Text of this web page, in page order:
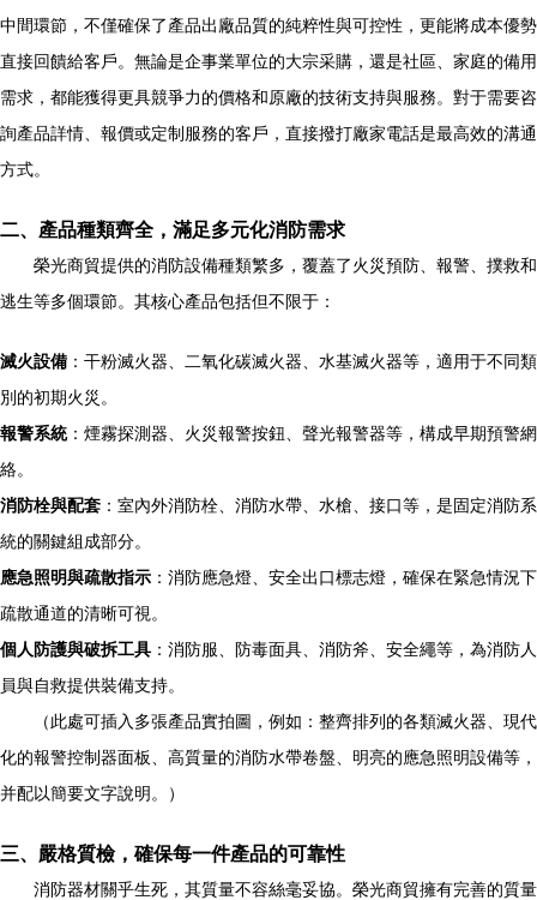
中間環節，不僅確保了產品出廠品質的純粹性與可控性，更能將成本優勢
直接回饋給客戶。無論是企事業單位的大宗采購，還是社區、家庭的備用
需求，都能獲得更具競爭力的價格和原廠的技術支持與服務。對于需要咨
詢產品詳情、報價或定制服務的客戶，直接撥打廠家電話是最高效的溝通
方式。
二、產品種類齊全，滿足多元化消防需求
榮光商貿提供的消防設備種類繁多，覆蓋了火災預防、報警、撲救和
逃生等多個環節。其核心產品包括但不限于：
滅火設備 ：干粉滅火器、二氧化碳滅火器、水基滅火器等，適用于不同類
別的初期火災。
報警系統：煙霧探測器、火災報警按鈕、聲光報警器等，構成早期預警網
絡。
消防栓與配套 ：室內外消防栓、消防水帶、水槍、接口等，是固定消防系
統的關鍵組成部分。
應急照明與疏散指示 ：消防應急燈、安全出口標志燈，確保在緊急情況下
疏散通道的清晰可視。
個人防護與破拆工具 ：消防服、防毒面具、消防斧、安全繩等，為消防人
員與自救提供裝備支持。
（此處可插入多張產品實拍圖，例如：整齊排列的各類滅火器、現代
化的報警控制器面板、高質量的消防水帶卷盤、明亮的應急照明設備等，
并配以簡要文字說明。）
三、嚴格質檢，確保每一件產品的可靠性
消防器材關乎生死，其質量不容絲毫妥協。榮光商貿擁有完善的質量